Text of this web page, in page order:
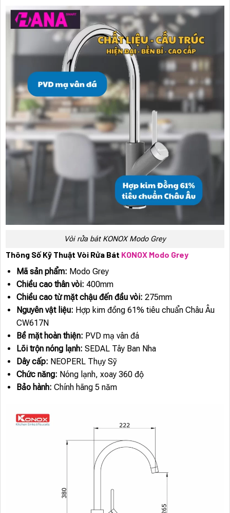
Vòi rửa bát KONOX Modo Grey
Thông Số Kỹ Thuật Vòi Rửa Bát KONOX Modo Grey
Mã sản phẩm: Modo Grey
Chiều cao thân vòi: 400mm
Chiều cao từ mặt chậu đến đầu vòi: 275mm
Nguyên vật liệu: Hợp kim đồng 61% tiêu chuẩn Châu Âu
CW617N
Bề mặt hoàn thiện: PVD mạ vân đá
Lõi trộn nóng lạnh: SEDAL Tây Ban Nha
Dây cấp: NEOPERL Thụy Sỹ
Chức năng: Nóng lạnh, xoay 360 độ
Bảo hành: Chính hãng 5 năm